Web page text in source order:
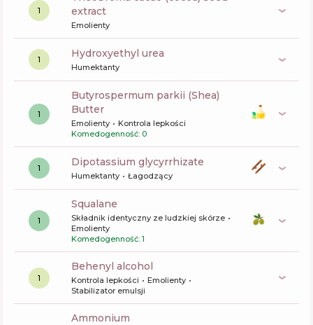
1
extract
Emolienty
1 hydroxyethyl urea
Humektanty
1
butyrospermum parkii (Shea)
Butter
Emolienty
Kontrola lepkości
Komedogenność: 0
1 dipotassium glycyrrhizate
Humektanty Łagodzący
1
squalane
Składnik identyczny ze ludzkiej skórze
Emolienty
Komedogenność: 1
1
behenyl alcohol
Kontrola lepkości
Emolienty
Stabilizator emulsji
ammonium